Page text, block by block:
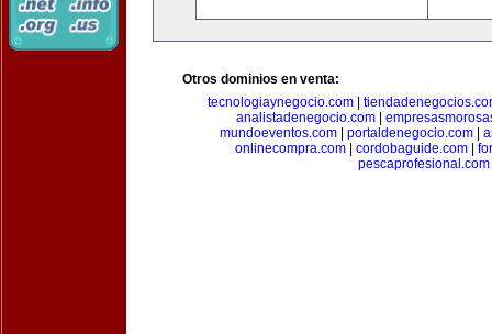
Otros dominios en venta:
tecnologiaynegocio.com
analistadenegocio.com
mundoeventos.com| portaldenegocio.com|
onlinecompra.com| cordobaguide.com|
pescaprofesional.com